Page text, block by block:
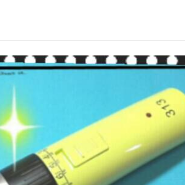
【7-11】取貨1500免運
宅配【全館滿1500免運】
每筆NT$85，滿NT$1,500(含以上)
【宅配-貨到付款】1500免運
每筆NT$115，滿NT$1,500(含以上